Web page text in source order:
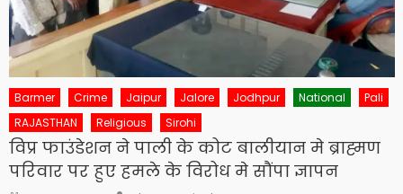
Barmer Crime Jaipur Jalore Jodhpur National
Pali
RAJASTHAN
Religious Sirohi
विप्र फाउंडेशन ने पाली के कोट बालीयान मे ब्राह्मण
परिवार पर हुए हमले के विरोध मे सौंपा ज्ञापन